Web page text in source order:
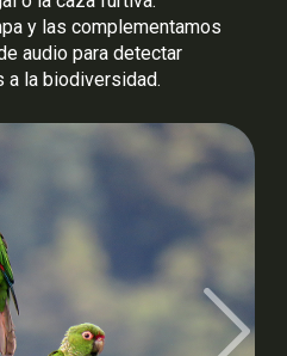
y las complementamos
audio para detectar
a la biodiversidad.
Next